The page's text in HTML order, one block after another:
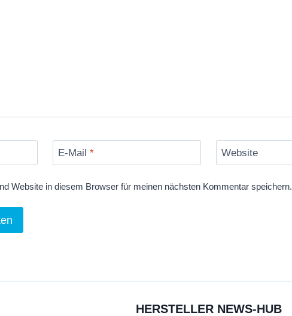
E-Mail * Website
Website in diesem Browser für meinen nächsten Kommentar speichern.
HERSTELLER NEWS-HUB